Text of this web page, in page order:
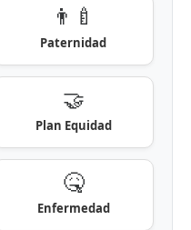
👨‍🍼
Paternidad
🤝
Plan Equidad
🤒
Enfermedad